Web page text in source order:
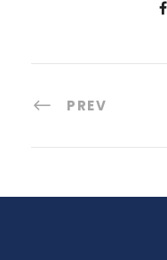
PREV